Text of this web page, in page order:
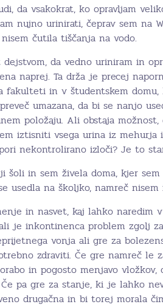
da vsakokrat, ko opravljam
nujno urinirati, čeprav sem na
čutila tiščanja na vodo.
da vedno uriniram in
naprej. Ta drža je precej
fakulteti in v študentskem
umazana, da bi se nanjo
položaju. Ali obstaja možnost,
iztisniti vsega urina iz mehurja
nekontrolirano izloči? Je to
šoli in sem živela doma, kjer
usedla na školjko, namreč
in nasvet, kaj lahko naredim
je inkontinenca problem zgolj
vonja ali gre za
zdraviti. Če gre namreč le
in pogosto menjavo vložkov,
pa gre za stanje, ki je lahko
drugačna in bi torej morala